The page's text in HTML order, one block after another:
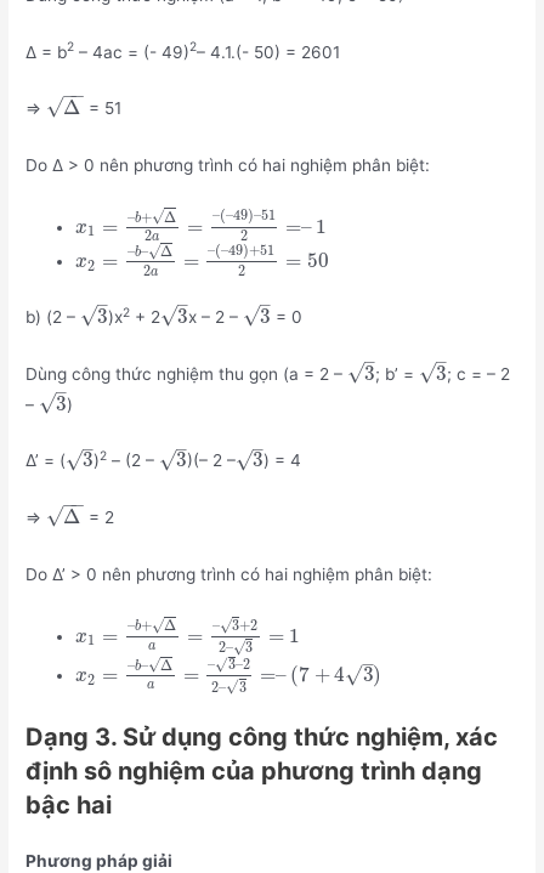
Δ = b2 – 4ac = (- 49)2– 4.1.(- 50) = 2601
=> Δ
−−
√ = 51
Do Δ > 0 nên phương trình có hai nghiệm phân biệt:
x1 = –b+ Δ
√
2a = –(–49)–51
2
=–1
x2 = –b– Δ
√
2a = –(–49)+51
2
= 50
b) (2 – 3
–
√ )x2 + 2 3
–
√ x – 2 – 3
–
√ = 0
Dùng công thức nghiệm thu gọn (a = 2 – 3
–
√ ; b’ = 3
–
√
; c = – 2
–
3
–
√ )
Δ’ = ( 3
–
√ )2 – (2 – 3
–
√ )(– 2 – 3
–
√ ) = 4
=> Δ
−−
√ = 2
Do Δ’ > 0 nên phương trình có hai nghiệm phân biệt:
x1 = –b+ Δ
√
a = – 3
√ +2
2– 3
√ = 1
x2 = –b– Δ
√
a = – 3
√ –2
2– 3
√ =–(7 +4 3
–
√ )
Dạng 3. Sử dụng công thức nghiệm, xác
định sô nghiệm của phương trình dạng
bậc hai
Phương pháp giải